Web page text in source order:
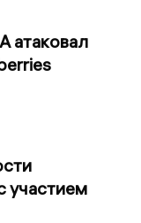
атаковал
участием